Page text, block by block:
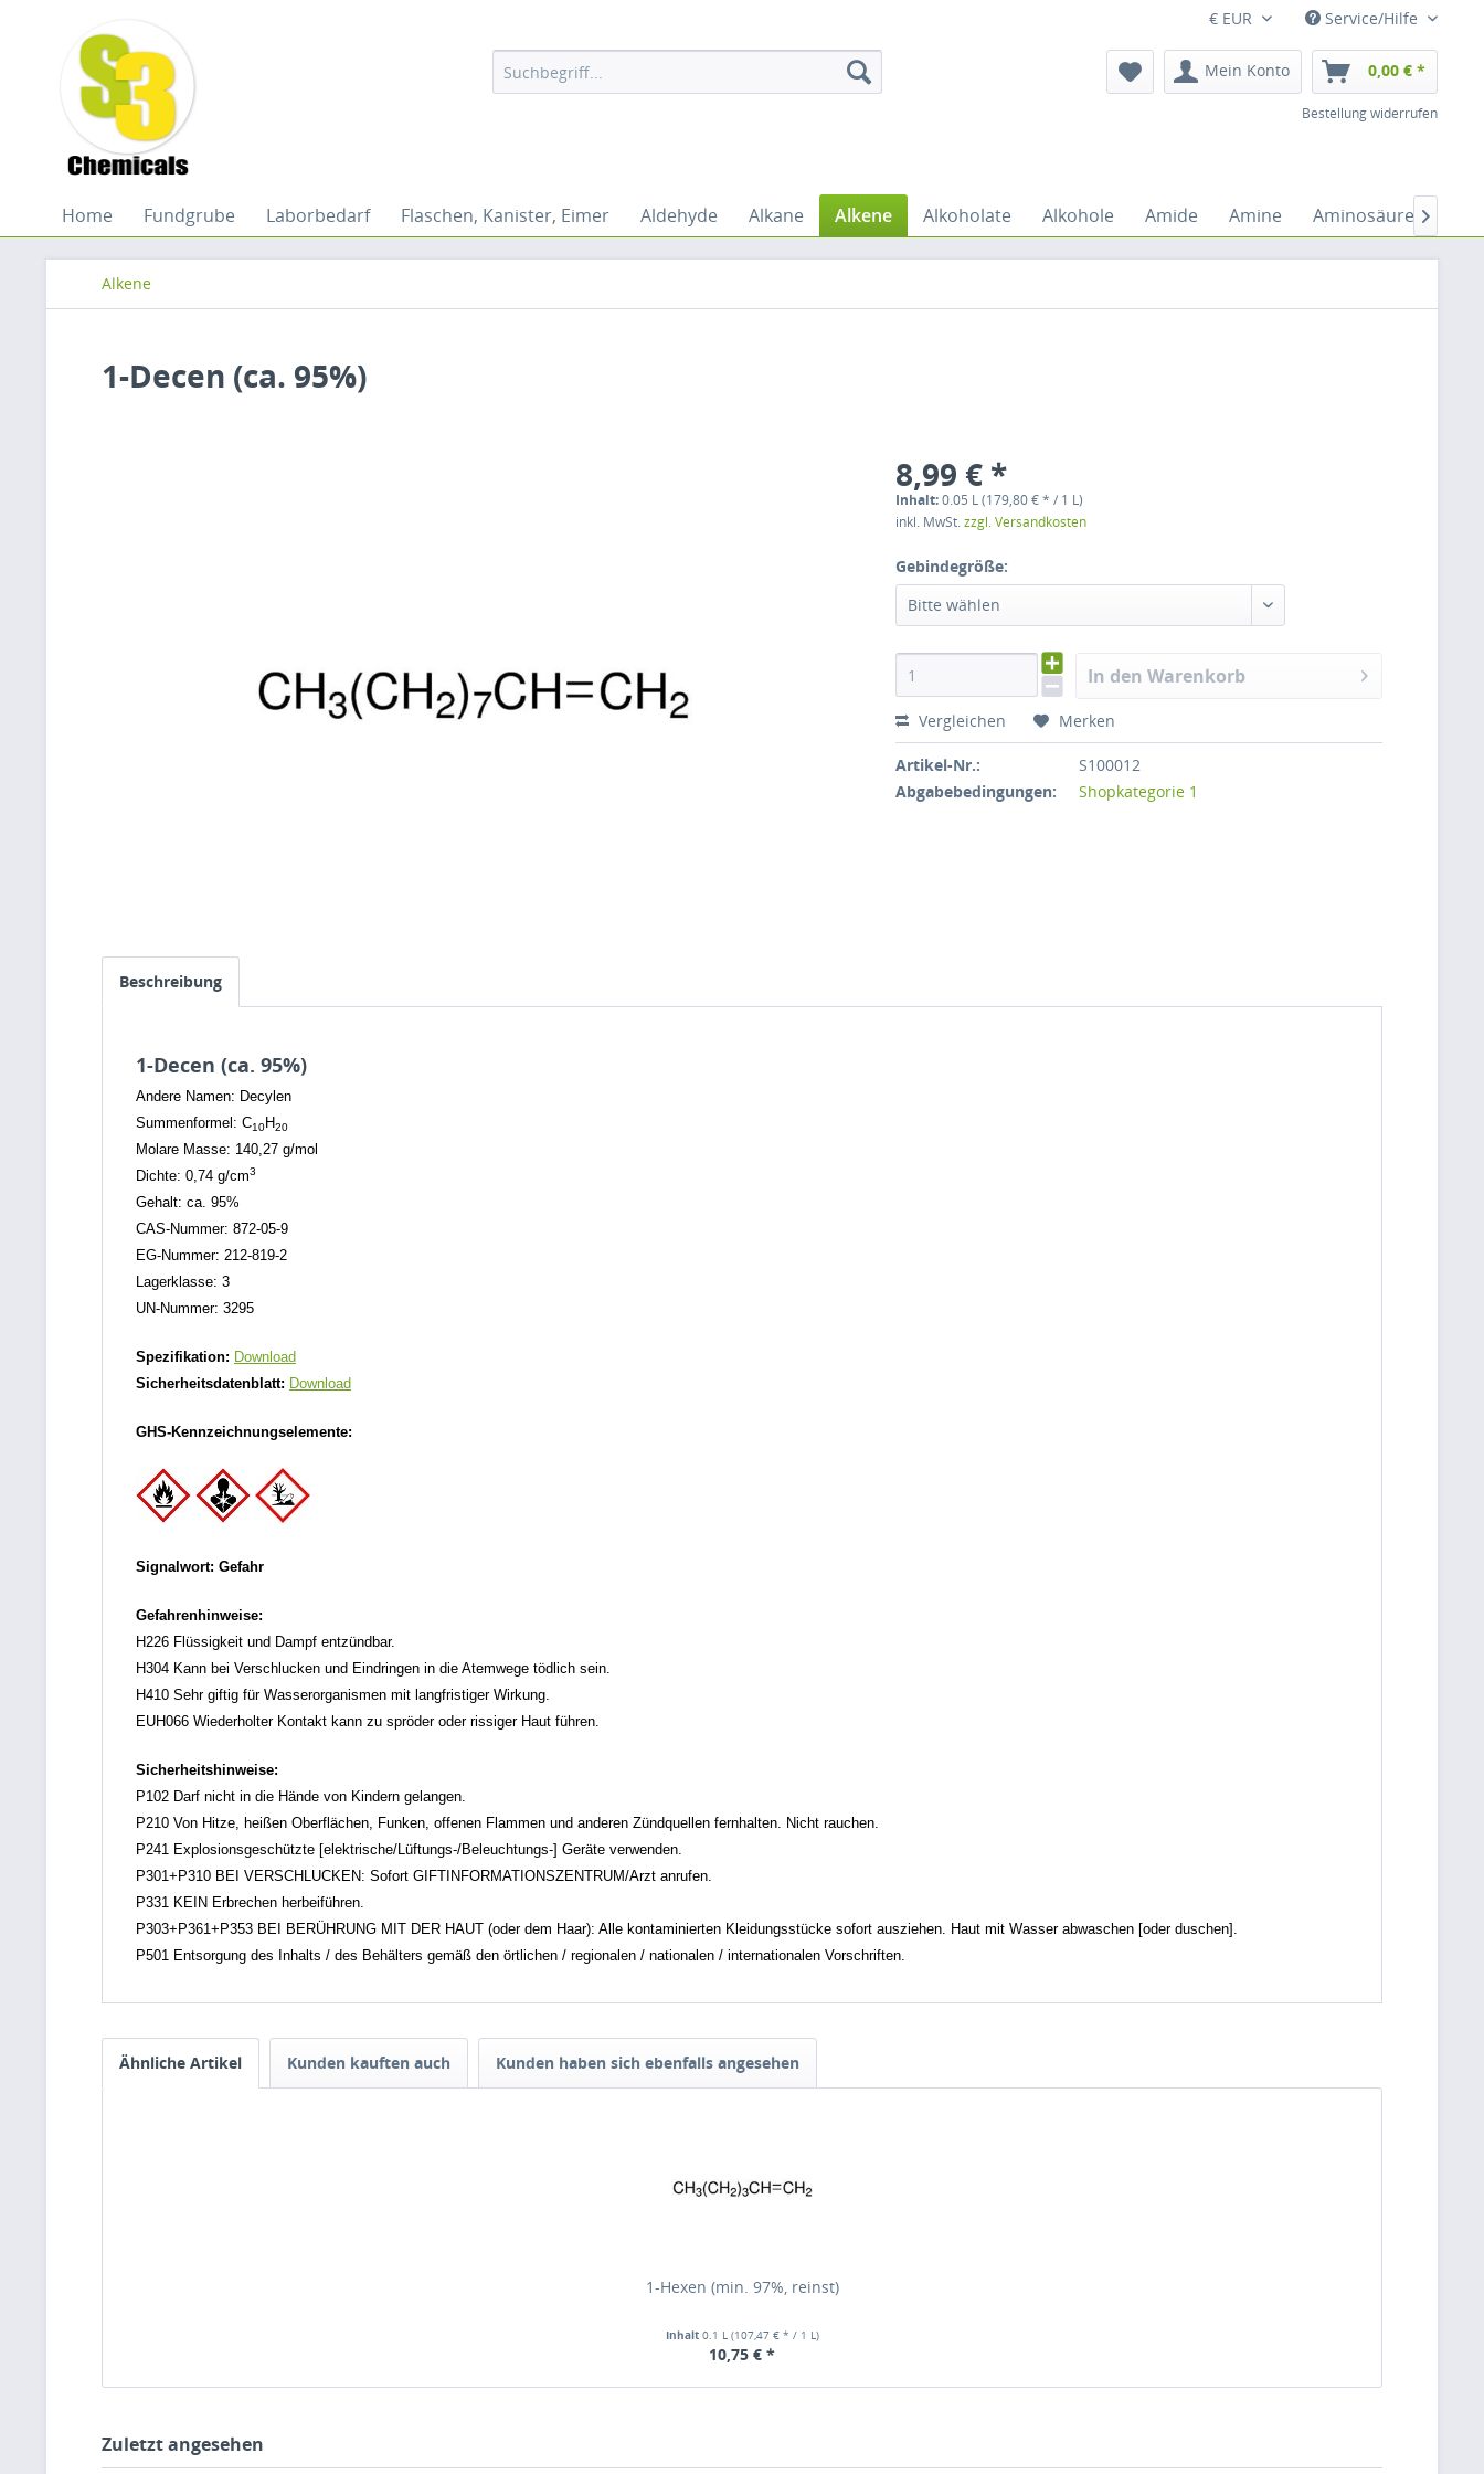
€ EUR Service/Hilfe
Mein Konto 0,00 € *
Bestellung widerrufen
Home Fundgrube Laborbedarf Flaschen, Kanister, Eimer Aldehyde Alkane Alkene Alkoholate Alkohole Amide Amine Aminosäuren
Alkene
1-Decen (ca. 95%)
8,99 € *
Inhalt:0.05 L (179,80 € * / 1 L)
inkl. MwSt.zzgl. Versandkosten
Gebindegröße:
Bitte wählen
In den Warenkorb
Vergleichen Merken
Artikel-Nr.:
S100012
Abgabebedingungen:
Shopkategorie 1
Beschreibung
1-Decen (ca. 95%)
Andere Namen: Decylen
Summenformel: C10H20
Molare Masse: 140,27 g/mol
Dichte: 0,74 g/cm3
Gehalt: ca. 95%
CAS-Nummer: 872-05-9
EG-Nummer: 212-819-2
Lagerklasse: 3
UN-Nummer: 3295
Spezifikation: Download
Sicherheitsdatenblatt: Download
GHS-Kennzeichnungselemente:
Signalwort: Gefahr
Gefahrenhinweise:
H226 Flüssigkeit und Dampf entzündbar.
H304 Kann bei Verschlucken und Eindringen in die Atemwege tödlich sein.
H410 Sehr giftig für Wasserorganismen mit langfristiger Wirkung.
EUH066 Wiederholter Kontakt kann zu spröder oder rissiger Haut führen.
Sicherheitshinweise:
P102 Darf nicht in die Hände von Kindern gelangen.
P210 Von Hitze, heißen Oberflächen, Funken, offenen Flammen und anderen Zündquellen fernhalten. Nicht rauchen.
P241 Explosionsgeschützte [elektrische/Lüftungs-/Beleuchtungs-] Geräte verwenden.
P301+P310 BEI VERSCHLUCKEN: Sofort GIFTINFORMATIONSZENTRUM/Arzt anrufen.
P331 KEIN Erbrechen herbeiführen.
P303+P361+P353 BEI BERÜHRUNG MIT DER HAUT (oder dem Haar): Alle kontaminierten Kleidungsstücke sofort ausziehen. Haut mit Wasser abwaschen [oder duschen].
P501 Entsorgung des Inhalts / des Behälters gemäß den örtlichen / regionalen / nationalen / internationalen Vorschriften.
Ähnliche Artikel Kunden kauften auch Kunden haben sich ebenfalls angesehen
1-Hexen (min. 97%, reinst)
Inhalt 0.1 L (107,47 € * / 1 L)
10,75 € *
Zuletzt angesehen